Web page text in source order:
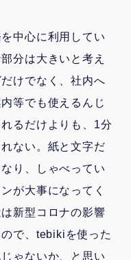
中心に利用してい
分は大きいと考え
けでなく、社内へ
等でも使えるんじ
るだけよりも、1分
ない。紙と文字だ
り、しゃべってい
が大事になってく
新型コロナの影響
で、tebikiを使った
ゃないか、と思い